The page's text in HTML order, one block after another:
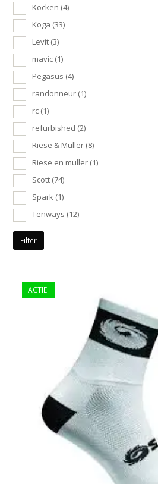
Kocken (4)
Koga (33)
Levit (3)
mavic (1)
Pegasus (4)
randonneur (1)
rc (1)
refurbished (2)
Riese & Muller (8)
Riese en muller (1)
Scott (74)
Spark (1)
Tenways (12)
Filter
ACTIE!